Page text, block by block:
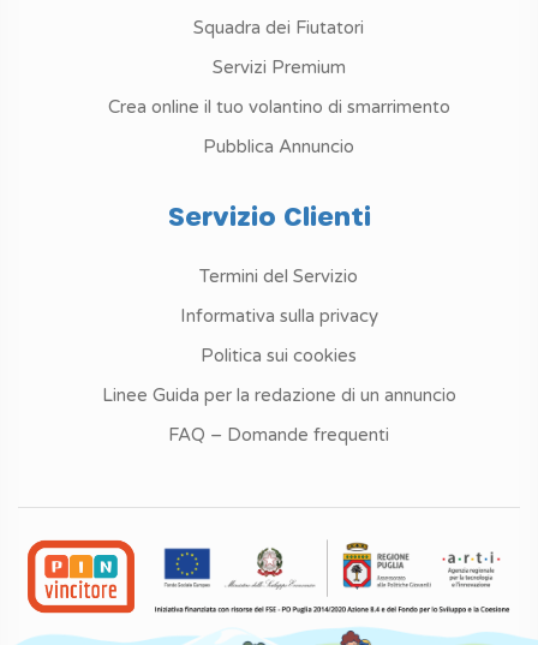
Squadra dei Fiutatori
Servizi Premium
Crea online il tuo volantino di smarrimento
Pubblica Annuncio
Servizio Clienti
Termini del Servizio
Informativa sulla privacy
Politica sui cookies
Linee Guida per la redazione di un annuncio
FAQ – Domande frequenti